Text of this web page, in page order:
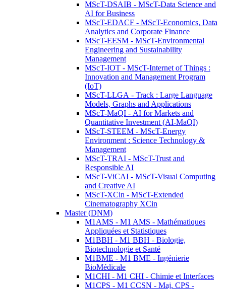
MScT-DSAIB - MScT-Data Science and
AI for Business
MScT-EDACF - MScT-Economics, Data
Analytics and Corporate Finance
MScT-EESM - MScT-Environmental
Engineering and Sustainability
Management
MScT-IOT - MScT-Internet of Things :
Innovation and Management Program
(IoT)
MScT-LLGA - Track : Large Language
Models, Graphs and Applications
MScT-MaQI - AI for Markets and
Quantitative Investment (AI-MaQI)
MScT-STEEM - MScT-Energy
Environment : Science Technology &
Management
MScT-TRAI - MScT-Trust and
Responsible AI
MScT-ViCAI - MScT-Visual Computing
and Creative AI
MScT-XCin - MScT-Extended
Cinematography XCin
Master (DNM)
M1AMS - M1 AMS - Mathématiques
Appliquées et Statistiques
M1BBH - M1 BBH - Biologie,
Biotechnologie et Santé
M1BME - M1 BME - Ingénierie
BioMédicale
M1CHI - M1 CHI - Chimie et Interfaces
M1CPS - M1 CCSN - Maj. CPS -